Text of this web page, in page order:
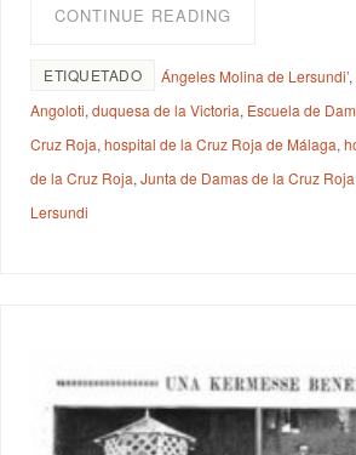
CONTINUE READING
ETIQUETADO Ángeles Molina de Lersundi’,
Angoloti,duquesa de la Victoria, Escuela de
Cruz Roja,hospital de la Cruz Roja de Málaga,
de la Cruz Roja,Junta de Damas de la Cruz
Lersundi